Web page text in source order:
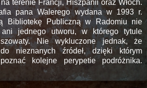
terenie Francji, Hiszpanii oraz Włoch.
pana Walerego wydana w 1993 r.
Bibliotekę Publiczną w Radomiu nie
jednego utworu, w którego tytule
Nie wykluczone jednak, że
nieznanych źródeł, dzięki którym
kolejne perypetie podróżnika.